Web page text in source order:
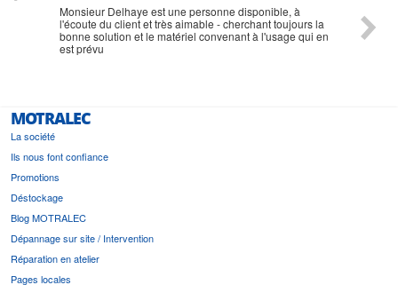
Monsieur Delhaye est une personne disponible, à
l'écoute du client et très aimable - cherchant toujours la
bonne solution et le matériel convenant à l'usage qui en
est prévu
MOTRALEC
La société
Ils nous font confiance
Promotions
Déstockage
Blog MOTRALEC
Dépannage sur site / Intervention
Réparation en atelier
Pages locales